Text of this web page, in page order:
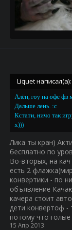
Liquet написал(а):
Алён, гоу на офе фв
Дальше лень. :c
Кстати, ничо так
х)))
Лика ты кран)
бесплатно по
Во-вторых, на
есть 2
конвертики - по
объявление
качера стоит
дети конвертоф
потому что
15 Апр 2013